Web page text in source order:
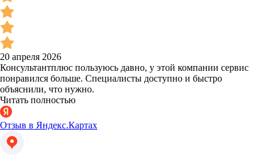
20 апреля 2026
Консультантплюс пользуюсь давно, у этой компании сервис
понравился больше. Специалисты доступно и быстро
объяснили, что нужно.
Читать полностью
Отзыв в Яндекс.Картах